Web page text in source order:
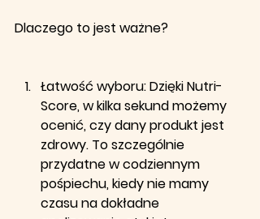
Dlaczego to jest ważne?
Łatwość wyboru: Dzięki Nutri-
Score, w kilka sekund możemy
ocenić, czy dany produkt jest
zdrowy. To szczególnie
przydatne w codziennym
pośpiechu, kiedy nie mamy
czasu na dokładne